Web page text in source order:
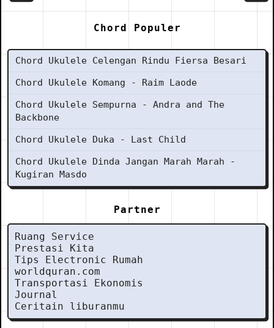
Chord Populer
Chord Ukulele Celengan Rindu Fiersa Besari
Chord Ukulele Komang - Raim Laode
Chord Ukulele Sempurna - Andra and The
Backbone
Chord Ukulele Duka - Last Child
Chord Ukulele Dinda Jangan Marah Marah -
Kugiran Masdo
Partner
Ruang Service
Prestasi Kita
Tips Electronic Rumah
worldquran.com
Transportasi Ekonomis
Journal
Ceritain liburanmu